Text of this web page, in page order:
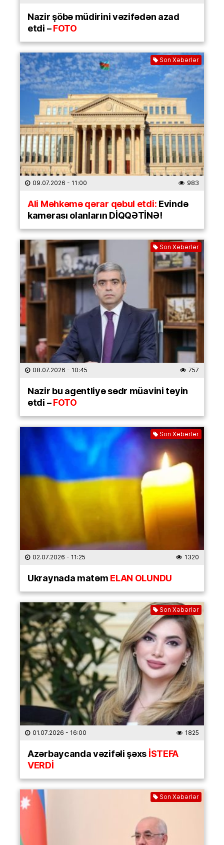
Nazir şöbə müdirini vəzifədən azad
etdi –FOTO
Son Xəbərlər
09.07.2026 - 11:00 983
Ali Məhkəmə qərar qəbul etdi:Evində
kamerası olanların DİQQƏTİNƏ!
Son Xəbərlər
08.07.2026 - 10:45 757
Nazir bu agentliyə sədr müavini təyin
etdi –FOTO
Son Xəbərlər
02.07.2026 - 11:25 1320
Ukraynada matəmELAN OLUNDU
Son Xəbərlər
01.07.2026 - 16:00 1825
Azərbaycanda vəzifəli şəxsİSTEFA
VERDİ
Son Xəbərlər